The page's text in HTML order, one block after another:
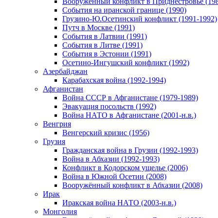
События на иранской границе (1990)
Грузино-Ю.Осетинский конфликт (1991-1992)
Путч в Москве (1991)
События в Латвии (1991)
События в Литве (1991)
События в Эстонии (1991)
Осетино-Ингушский конфликт (1992)
Азербайджан
Карабахская война (1992-1994)
Афганистан
Война СССР в Афганистане (1979-1989)
Эвакуация посольств (1992)
Война НАТО в Афганистане (2001-н.в.)
Венгрия
Венгерский кризис (1956)
Грузия
Гражданская война в Грузии (1992-1993)
Война в Абхазии (1992-1993)
Конфликт в Кодорском ущелье (2006)
Война в Южной Осетии (2008)
Вооружённый конфликт в Абхазии (2008)
Ирак
Иракская война НАТО (2003-н.в.)
Монголия